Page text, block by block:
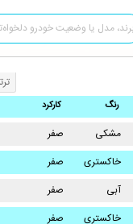
رنگ کارکرد
مشکی صفر
خاکستری صفر
آبی صفر
خاکستری صفر